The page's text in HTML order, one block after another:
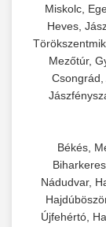
forgalmú
🧀
Ipari
Miskolc,
Heves,
Mezőtúr,
Csongrád,
Békés,
Nádudvar,
Újfehértó,